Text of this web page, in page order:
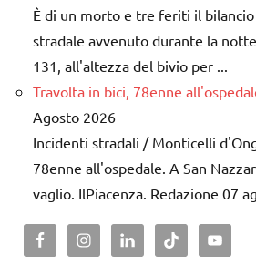
È di un morto e tre feriti il
stradale avvenuto durante la
131, all'altezza del bivio per ...
Travolta in bici, 78enne
Agosto 2026
Incidenti stradali / Monticelli
78enne all'ospedale. A San
vaglio. IlPiacenza. Redazione 07